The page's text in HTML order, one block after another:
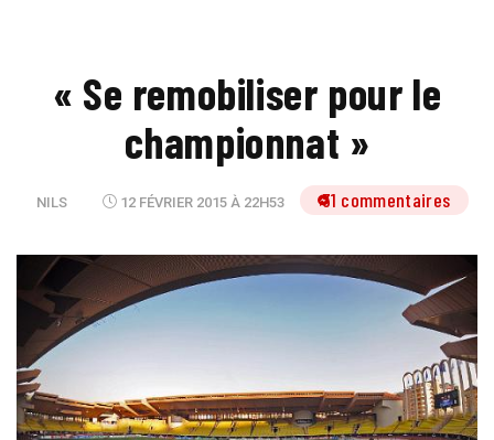
« Se remobiliser pour le
championnat »
NILS 12 FÉVRIER 2015 À 22H53 31 commentaires